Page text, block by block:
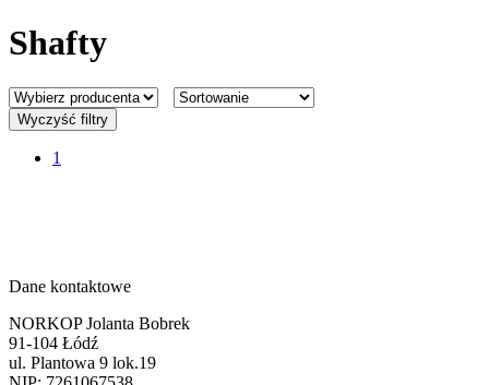
Shafty
Wyczyść filtry
1
Dane kontaktowe
NORKOP Jolanta Bobrek
91-104 Łódź
ul. Plantowa 9 lok.19